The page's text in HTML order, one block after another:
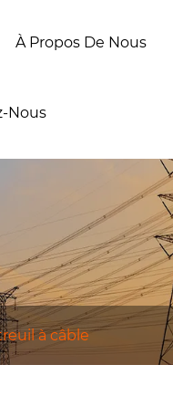
À Propos De Nous
Nous
à câble